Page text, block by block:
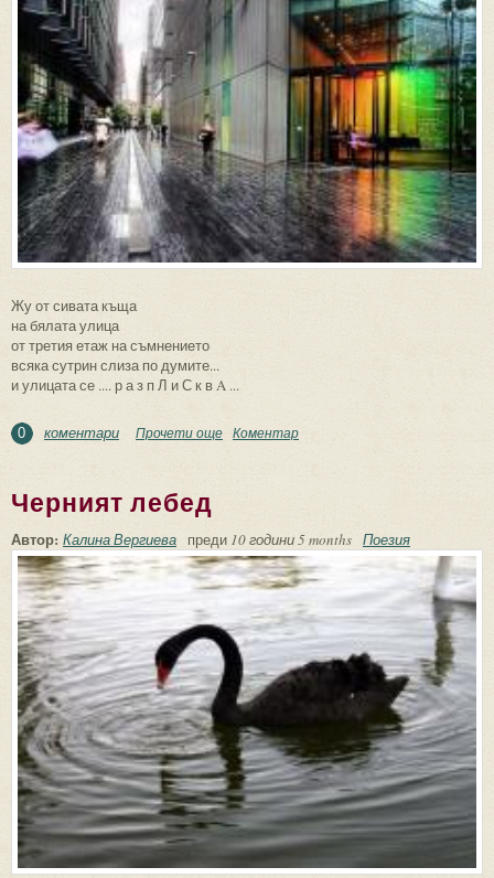
Жу от сивата къща
на бялата улица
от третия етаж на съмнението
всяка сутрин слиза по думите...
и улицата се .... р а з п Л и С к в A ...
0 коментари Прочети още about No Yume Wa
Коментар
Черният лебед
Автор: Калина Вергиева преди 10 години 5 months Поезия